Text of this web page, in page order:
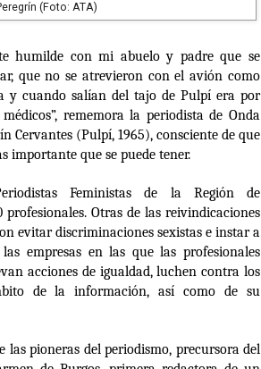
(Foto: ATA)
humilde con mi abuelo y padre que se
que no se atrevieron con el avión como
y cuando salían del tajo de Pulpí era por
rememora la periodista de Onda
Cervantes (Pulpí, 1965), consciente de que
importante que se puede tener.
Feministas de la Región de
Otras de las reivindicaciones
evitar discriminaciones sexistas e instar a
empresas en las que las profesionales
acciones de igualdad, luchen contra los
de la información, así como de su
las pioneras del periodismo, precursora del